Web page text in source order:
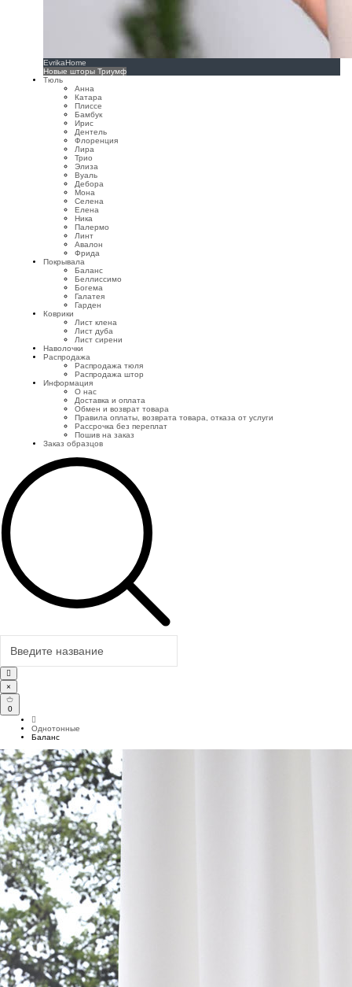
EvrikaHome
Новые шторы Триумф
Тюль
Анна
Катара
Плиссе
Бамбук
Ирис
Дентель
Флоренция
Лира
Трио
Элиза
Вуаль
Дебора
Мона
Селена
Елена
Ника
Палермо
Линт
Авалон
Фрида
Покрывала
Баланс
Беллиссимо
Богема
Галатея
Гарден
Коврики
Лист клена
Лист дуба
Лист сирени
Наволочки
Распродажа
Распродажа тюля
Распродажа штор
Информация
О нас
Доставка и оплата
Обмен и возврат товара
Правила оплаты, возврата товара, отказа от услуги
Рассрочка без переплат
Пошив на заказ
Заказ образцов
×
0
Однотонные
Баланс